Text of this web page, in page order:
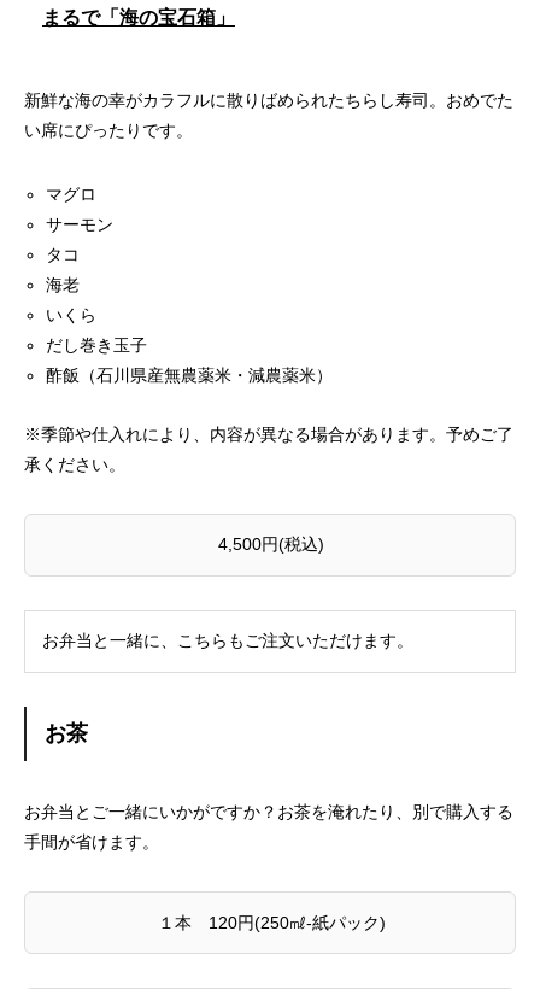
まるで「海の宝石箱」
新鮮な海の幸がカラフルに散りばめられたちらし寿司。おめでた
い席にぴったりです。
マグロ
サーモン
タコ
海老
いくら
だし巻き玉子
酢飯（石川県産無農薬米・減農薬米）
※季節や仕入れにより、内容が異なる場合があります。予めご了
承ください。
4,500円(税込)
お弁当と一緒に、こちらもご注文いただけます。
お茶
お弁当とご一緒にいかがですか？お茶を淹れたり、別で購入する
手間が省けます。
１本 120円(250㎖-紙パック)